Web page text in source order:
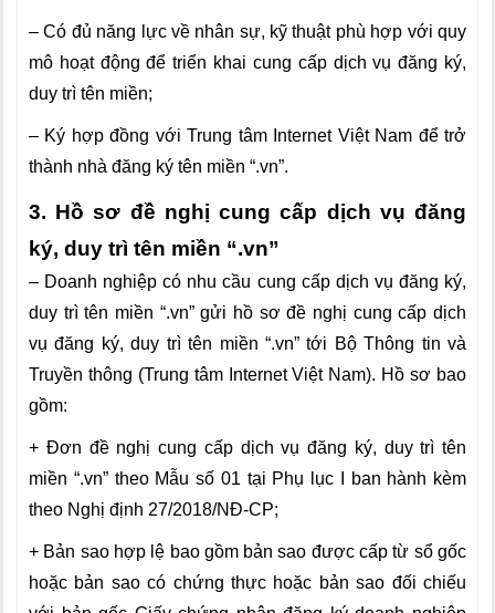
– Có đủ năng lực về nhân sự, kỹ thuật phù hợp với quy
mô hoạt động để triển khai cung cấp dịch vụ đăng ký,
duy trì tên miền;
– Ký hợp đồng với Trung tâm Internet Việt Nam để trở
thành nhà đăng ký tên miền “.vn”.
3. Hồ sơ đề nghị cung cấp dịch vụ đăng
ký, duy trì tên miền “.vn”
– Doanh nghiệp có nhu cầu cung cấp dịch vụ đăng ký,
duy trì tên miền “.vn” gửi hồ sơ đề nghị cung cấp dịch
vụ đăng ký, duy trì tên miền “.vn” tới Bộ Thông tin và
Truyền thông (Trung tâm Internet Việt Nam). Hồ sơ bao
gồm:
+ Đơn đề nghị cung cấp dịch vụ đăng ký, duy trì tên
miền “.vn” theo Mẫu số 01 tại Phụ lục I ban hành kèm
theo Nghị định 27/2018/NĐ-CP;
+ Bản sao hợp lệ bao gồm bản sao được cấp từ sổ gốc
hoặc bản sao có chứng thực hoặc bản sao đối chiếu